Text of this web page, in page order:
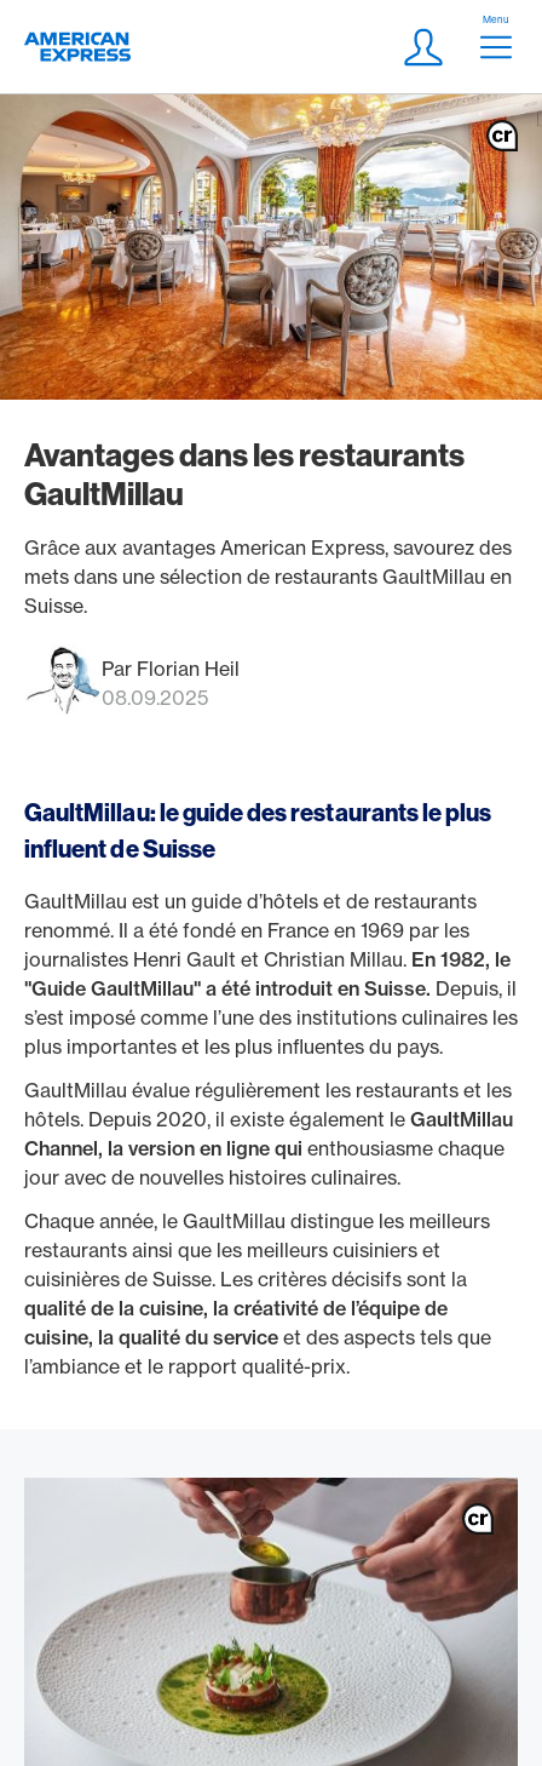
Logo
Meta
Login
Menu
Avantages dans les restaurants
GaultMillau
Grâce aux avantages American Express, savourez des
mets dans une sélection de restaurants GaultMillau en
Suisse.
Par Florian Heil
08.09.2025
GaultMillau: le guide des restaurants le plus
influent de Suisse
GaultMillau est un guide d’hôtels et de restaurants
renommé. Il a été fondé en France en 1969 par les
journalistes Henri Gault et Christian Millau. En 1982, le
"Guide GaultMillau" a été introduit en Suisse. Depuis, il
s’est imposé comme l’une des institutions culinaires les
plus importantes et les plus influentes du pays.
GaultMillau évalue régulièrement les restaurants et les
hôtels. Depuis 2020, il existe également le GaultMillau
Channel, la version en ligne qui enthousiasme chaque
jour avec de nouvelles histoires culinaires.
Chaque année, le GaultMillau distingue les meilleurs
restaurants ainsi que les meilleurs cuisiniers et
cuisinières de Suisse. Les critères décisifs sont la
qualité de la cuisine, la créativité de l’équipe de
cuisine, la qualité du service et des aspects tels que
l’ambiance et le rapport qualité-prix.